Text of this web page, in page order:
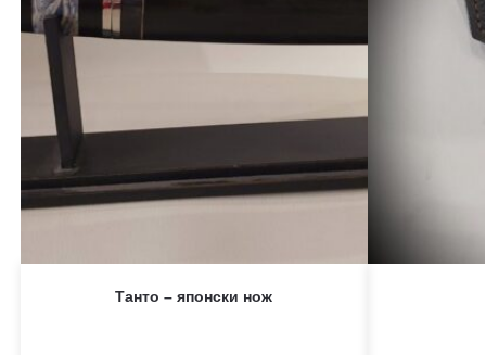
Танто – японски нож